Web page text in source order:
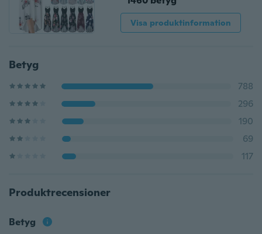
Visa produktinformation
Betyg
788
296
190
69
117
Produktrecensioner
Betyg